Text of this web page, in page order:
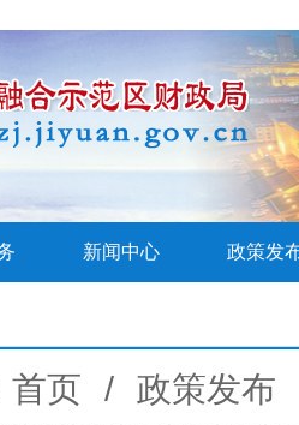
新闻中心 政策发
首页 / 政策发布